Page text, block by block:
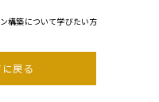
構築について学びたい方
戻る